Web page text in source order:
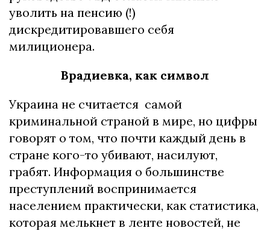
уволить на пенсию (!)
дискредитировавшего себя
милиционера.
Врадиевка, как символ
Украина не считается самой
криминальной страной в мире, но цифры
говорят о том, что почти каждый день в
стране кого-то убивают, насилуют,
грабят. Информация о большинстве
преступлений воспринимается
населением практически, как статистика,
которая мелькнет в ленте новостей, не